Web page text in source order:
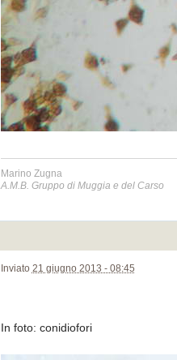
Marino Zugna
A.M.B. Gruppo di Muggia e del Carso
Inviato 21 giugno 2013 - 08:45
In foto: conidiofori